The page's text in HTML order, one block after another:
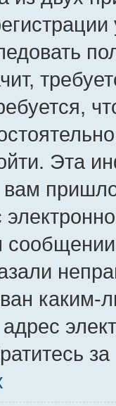
Эта
вам